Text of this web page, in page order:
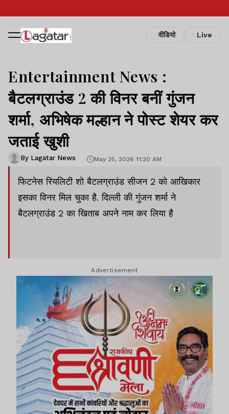
वीडियो Live
Entertainment News :
बैटलग्राउंड 2 की विनर बनीं गुंजन
शर्मा, अभिषेक मल्हान ने पोस्ट शेयर कर
जताई खुशी
By Lagatar News May 25, 2026 11:20 AM
फिटनेस रियलिटी शो बैटलग्राउंड सीजन 2 को आखिकार
इसका विनर मिल चुका है. दिल्ली की गुंजन शर्मा ने
बैटलग्राउंड 2 का खिताब अपने नाम कर लिया है
Advertisement